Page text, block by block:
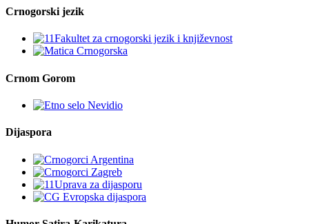
Crnogorski jezik
Crnom Gorom
Dijaspora